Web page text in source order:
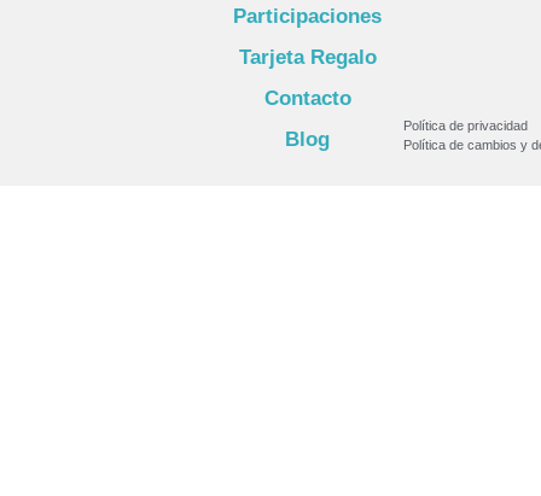
Participaciones
Tarjeta Regalo
Contacto
Blog
Política de privacidad
Política de cambios y